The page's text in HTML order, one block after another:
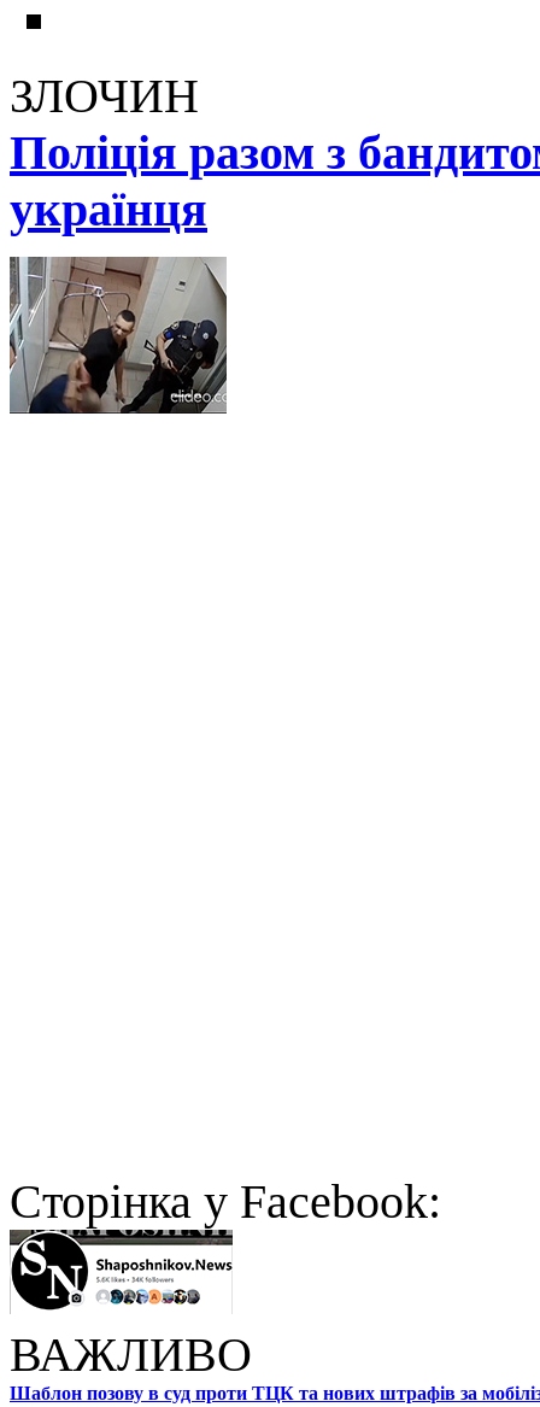
ЗЛОЧИН
Поліція разом з
українця
Cторінка у Facebook:
ВАЖЛИВО
Шаблон позову в суд проти ТЦК та нових штрафів за